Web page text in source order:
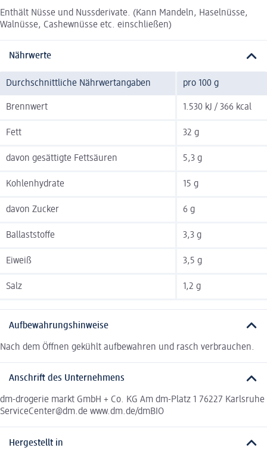
Enthält Nüsse und Nussderivate. (Kann Mandeln, Haselnüsse,
Walnüsse, Cashewnüsse etc. einschließen)
Nährwerte
Durchschnittliche Nährwertangaben pro 100 g
Brennwert 1.530 kJ / 366 kcal
Fett 32 g
davon gesättigte Fettsäuren 5,3 g
Kohlenhydrate 15 g
davon Zucker 6 g
Ballaststoffe 3,3 g
Eiweiß 3,5 g
Salz 1,2 g
Aufbewahrungshinweise
Nach dem Öffnen gekühlt aufbewahren und rasch verbrauchen.
Anschrift des Unternehmens
dm-drogerie markt GmbH + Co. KG Am dm-Platz 1 76227 Karlsruhe
ServiceCenter@dm.de www.dm.de/dmBIO
Hergestellt in